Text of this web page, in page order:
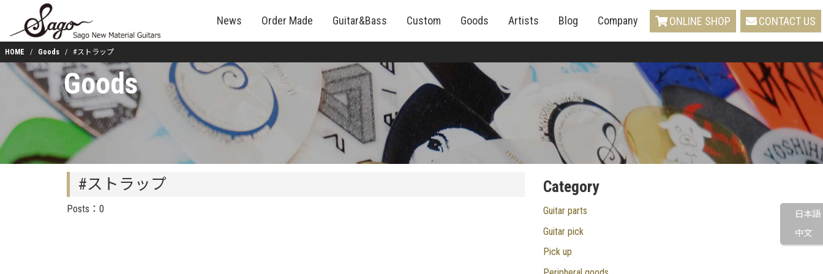
News Order Made Guitar&Bass Custom Goods Artists Blog Company ONLINE SHOP CONTACT US
日本語
中文
HOME Goods #ストラップ
Goods
#ストラップ
Posts：0
Category
Guitar parts
Guitar pick
Pick up